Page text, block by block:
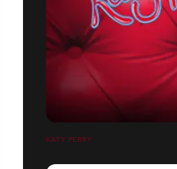
KATY PERRY